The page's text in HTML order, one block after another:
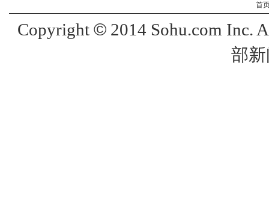
首
Copyright ©2014 Sohu.com Inc.
部